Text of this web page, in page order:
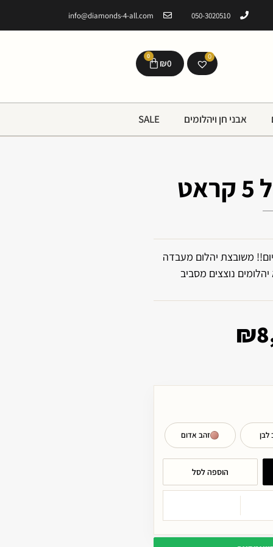
050-3020510
info@diamonds-4-all.com
0
₪0
0
אבני חן ויהלומים SALE
משובצת ‏יהלום מעבדה
₪
לבן זהב אדום
הוספה לסל